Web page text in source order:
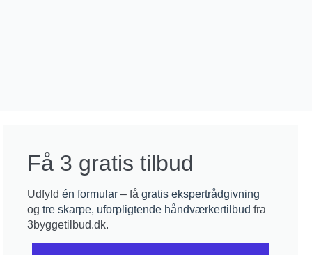
Få 3 gratis tilbud
Udfyldén formular – fågratis ekspertrådgivning
ogtre skarpe, uforpligtende håndværkertilbud fra
3byggetilbud.dk.